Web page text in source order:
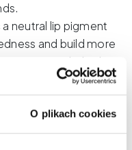
O plikach cookies
neutral lip pigment
and build more
effects. Its hybrid
balanced saturation
on its own and in
more intense look